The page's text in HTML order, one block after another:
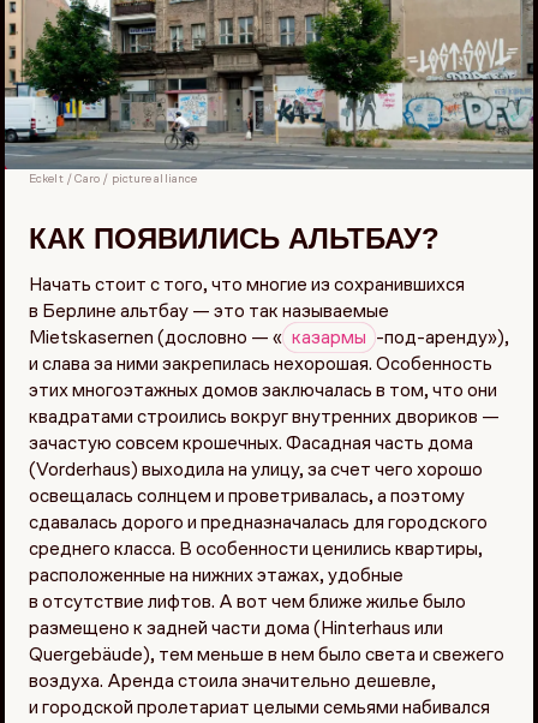
Eckelt / Caro / picture alliance
КАК ПОЯВИЛИСЬ АЛЬТБАУ?
Начать стоит с того, что многие из сохранившихся
в Берлине альтбау — это так называемые
Mietskasernen (дословно — « казармы
-под-аренду»),
и слава за ними закрепилась нехорошая. Особенность
этих многоэтажных домов заключалась в том, что они
квадратами строились вокруг внутренних двориков —
зачастую совсем крошечных. Фасадная часть дома
(Vorderhaus) выходила на улицу, за счет чего хорошо
освещалась солнцем и проветривалась, а поэтому
сдавалась дорого и предназначалась для городского
среднего класса. В особенности ценились квартиры,
расположенные на нижних этажах, удобные
в отсутствие лифтов. А вот чем ближе жилье было
размещено к задней части дома (Hinterhaus или
Quergebäude), тем меньше в нем было света и свежего
воздуха. Аренда стоила значительно дешевле,
и городской пролетариат целыми семьями набивался